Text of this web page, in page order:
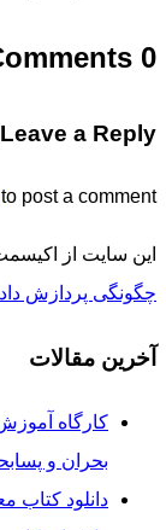
0 Comments
Leave a Reply
to post a comment.
این سایت از
چگونگی پردازش
آخرین مقالات
کارگاه
بحران و
دانلود کتاب